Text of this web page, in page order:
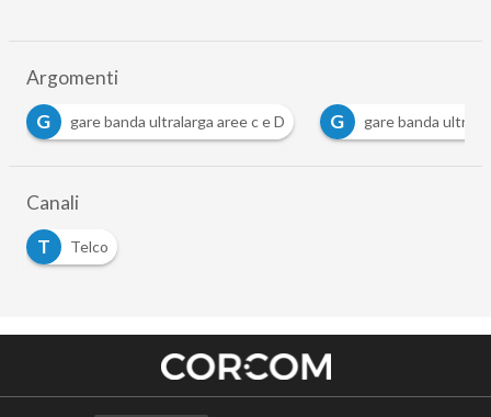
Argomenti
ultralarga aree c e D G
gare banda ultralarga regioni
Canali
T
Telco